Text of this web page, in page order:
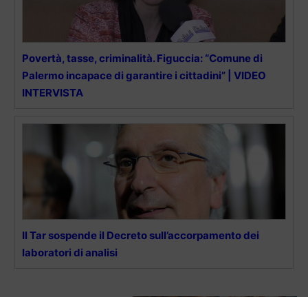
Povertà, tasse, criminalità. Figuccia: “Comune di
Palermo incapace di garantire i cittadini” | VIDEO
INTERVISTA
Il Tar sospende il Decreto sull’accorpamento dei
laboratori di analisi